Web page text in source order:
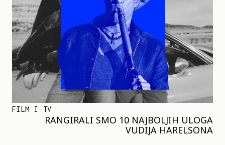
FILM I TV
RANGIRALI SMO 10 NAJBOLJIH ULOGA
VUDIJA HARELSONA